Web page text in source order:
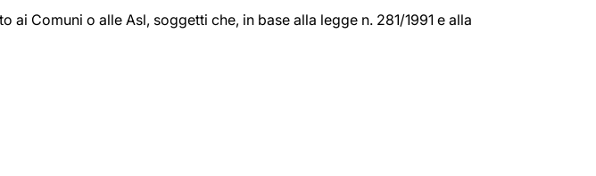
Comuni o alle Asl, soggetti che, in base alla legge n. 281/1991 e alla